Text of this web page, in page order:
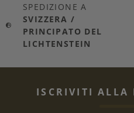
SPEDIZIONE A
SVIZZERA /
PRINCIPATO DEL
LICHTENSTEIN
ISCRIVITI ALLA